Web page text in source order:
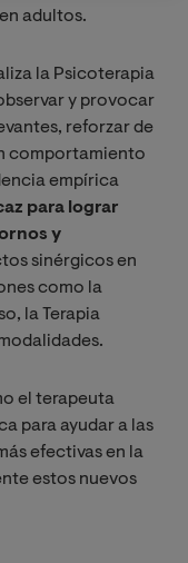
adultos.
la Psicoterapia
y provocar
reforzar de
comportamiento
empírica
para lograr
y
sinérgicos en
como la
la Terapia
el terapeuta
para ayudar a las
efectivas en la
estos nuevos